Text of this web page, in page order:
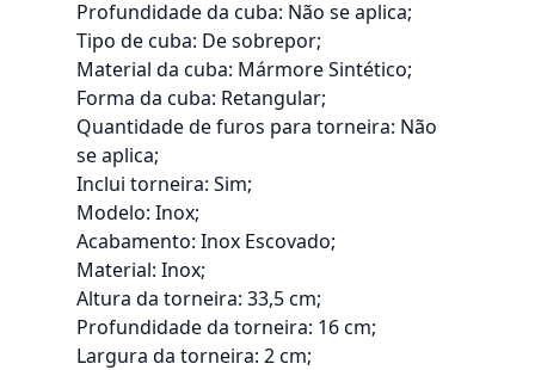
Profundidade da cuba: Não se aplica;
Tipo de cuba: De sobrepor;
Material da cuba: Mármore Sintético;
Forma da cuba: Retangular;
Quantidade de furos para torneira: Não
se aplica;
Inclui torneira: Sim;
Modelo: Inox;
Acabamento: Inox Escovado;
Material: Inox;
Altura da torneira: 33,5 cm;
Profundidade da torneira: 16 cm;
Largura da torneira: 2 cm;